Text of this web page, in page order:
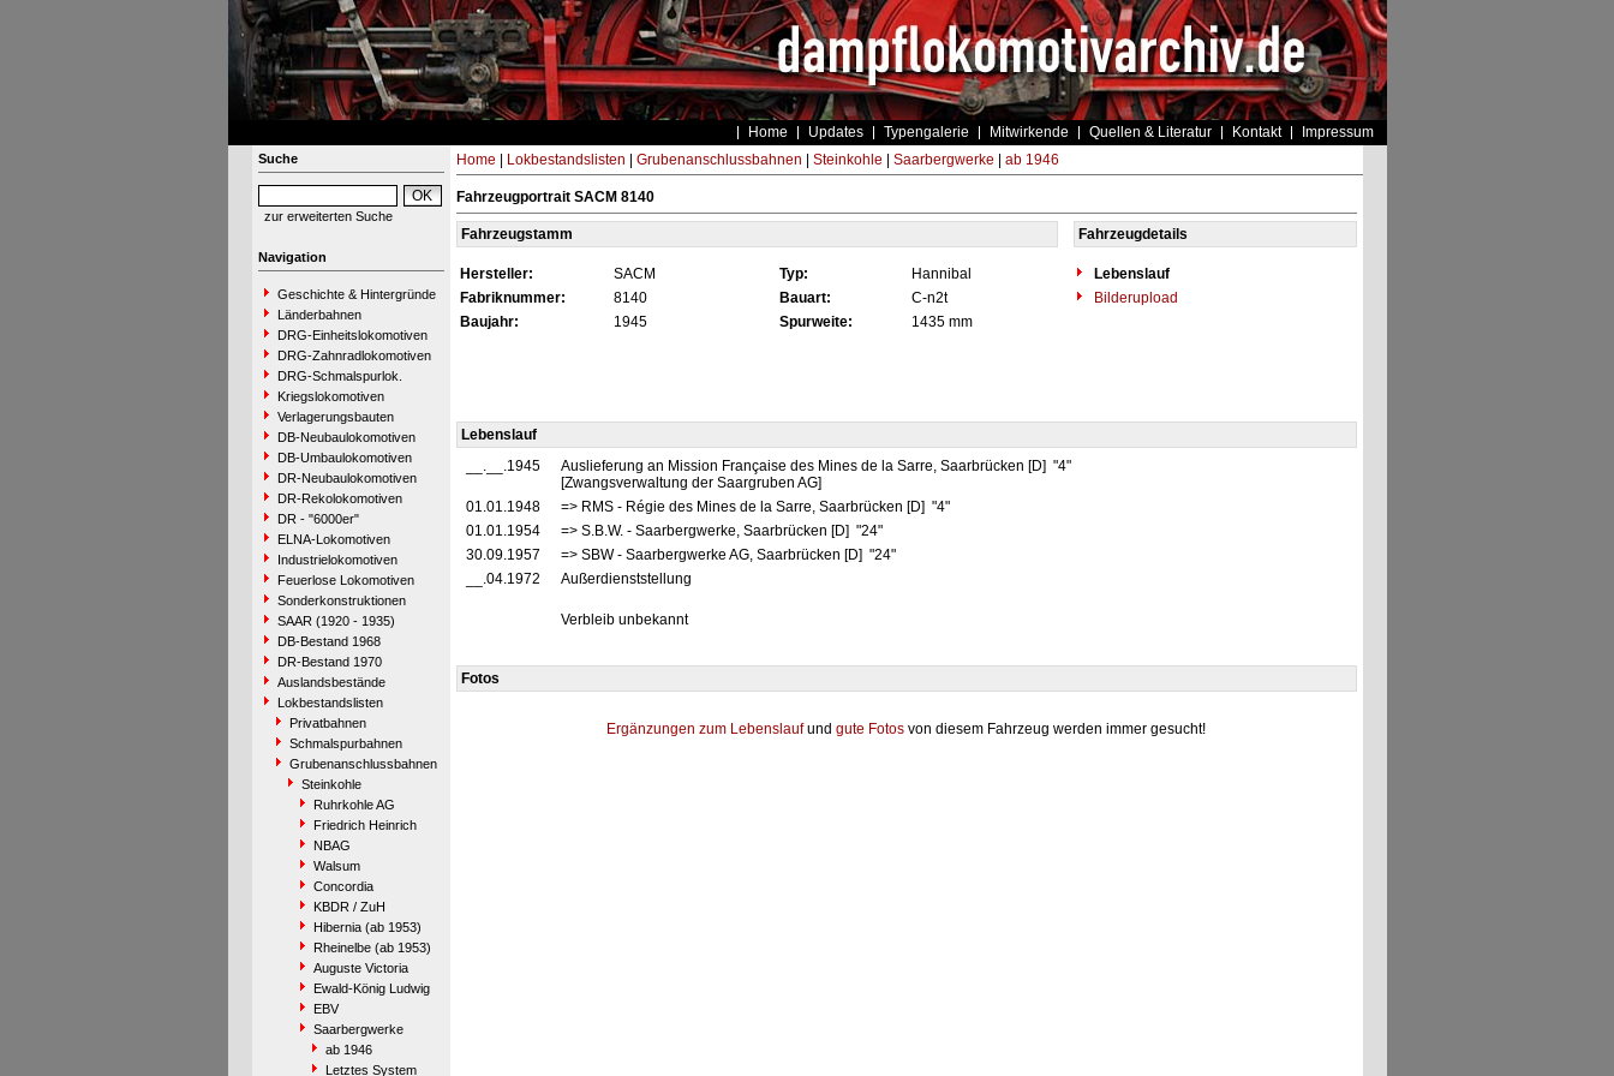
Home Updates Typengalerie Mitwirkende Quellen & Literatur Kontakt Impressum
Suche
zur erweiterten Suche
Navigation
Geschichte & Hintergründe
Länderbahnen
DRG-Einheitslokomotiven
DRG-Zahnradlokomotiven
DRG-Schmalspurlok.
Kriegslokomotiven
Verlagerungsbauten
DB-Neubaulokomotiven
DB-Umbaulokomotiven
DR-Neubaulokomotiven
DR-Rekolokomotiven
DR - "6000er"
ELNA-Lokomotiven
Industrielokomotiven
Feuerlose Lokomotiven
Sonderkonstruktionen
SAAR (1920 - 1935)
DB-Bestand 1968
DR-Bestand 1970
Auslandsbestände
Lokbestandslisten
Privatbahnen
Schmalspurbahnen
Grubenanschlussbahnen
Steinkohle
Ruhrkohle AG
Friedrich Heinrich
NBAG
Walsum
Concordia
KBDR / ZuH
Hibernia (ab 1953)
Rheinelbe (ab 1953)
Auguste Victoria
Ewald-König Ludwig
EBV
Saarbergwerke
ab 1946
Letztes System
Home Lokbestandslisten Grubenanschlussbahnen Steinkohle Saarbergwerke ab 1946
Fahrzeugportrait SACM 8140
Fahrzeugstamm Fahrzeugdetails
Hersteller: SACM Typ: Hannibal
Lebenslauf
Fabriknummer:
8140 Bauart: C-n2t
Bilderupload
Baujahr:
1945 Spurweite: 1435 mm
Lebenslauf
__.__.1945
Auslieferung an Mission Française des Mines de la Sarre, Saarbrücken [D] "4"
[Zwangsverwaltung der Saargruben AG]
01.01.1948
=> RMS - Régie des Mines de la Sarre, Saarbrücken [D] "4"
01.01.1954
=> S.B.W. - Saarbergwerke, Saarbrücken [D] "24"
30.09.1957
=> SBW - Saarbergwerke AG, Saarbrücken [D] "24"
__.04.1972
Außerdienststellung
Verbleib unbekannt
Fotos
Ergänzungen zum Lebenslaufund gute Fotos von diesem Fahrzeug werden immer gesucht!